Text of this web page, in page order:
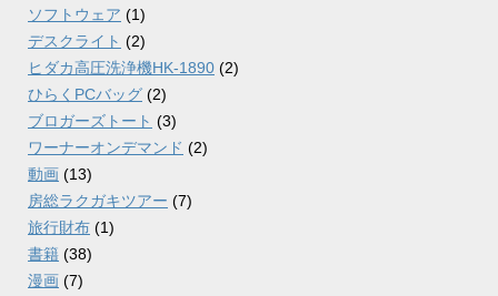
ソフトウェア (1)
デスクライト (2)
ヒダカ高圧洗浄機HK-1890 (2)
ひらくPCバッグ (2)
ブロガーズトート (3)
ワーナーオンデマンド (2)
動画 (13)
房総ラクガキツアー (7)
旅行財布 (1)
書籍 (38)
漫画 (7)